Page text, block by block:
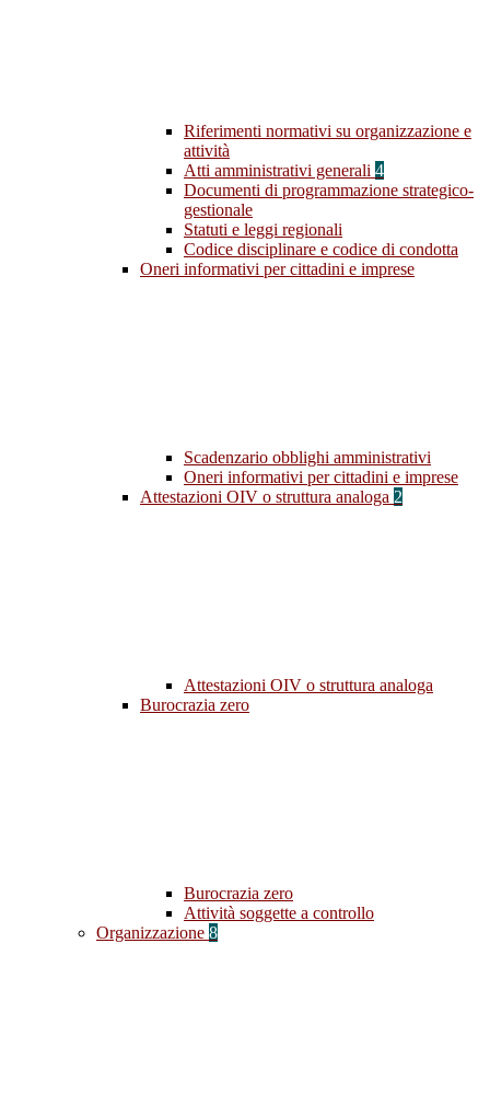
Riferimenti normativi su organizzazione e
attività
Atti amministrativi generali 4
Documenti di programmazione strategico-
gestionale
Statuti e leggi regionali
Codice disciplinare e codice di condotta
Oneri informativi per cittadini e imprese
Scadenzario obblighi amministrativi
Oneri informativi per cittadini e imprese
Attestazioni OIV o struttura analoga 2
Attestazioni OIV o struttura analoga
Burocrazia zero
Burocrazia zero
Attività soggette a controllo
Organizzazione 8